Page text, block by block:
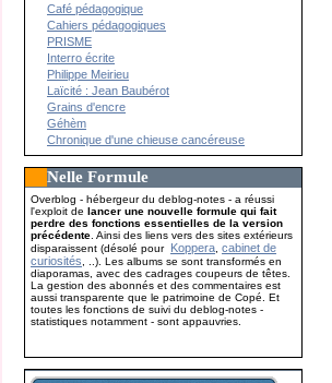
Café pédagogique
Cahiers pédagogiques
PRISME
Interro écrite
Philippe Meirieu
Laïcité : Jean Baubérot
Grains d'encre
Géhèm
Chronique d'une chieuse cancéreuse
Nelle Formule
Overblog - hébergeur du deblog-notes - a réussi
l'exploit delancer une nouvelle formule qui fait
perdre des fonctions essentielles de la version
précédente . Ainsi des liens vers des sites extérieurs
disparaissent (désolé pour Koppera ,cabinet de
curiosités , ..). Les albums se sont transformés en
diaporamas, avec des cadrages coupeurs de têtes.
La gestion des abonnés et des commentaires est
aussi transparente que le patrimoine de Copé. Et
toutes les fonctions de suivi du deblog-notes -
statistiques notamment - sont appauvries.